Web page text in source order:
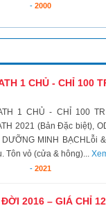
-2000
1 CHỦ - CHỈ 100
1 CHỦ - CHỈ 100
2021 (Bản Đặc biệt),
MINH BẠCH ​Lỗi
Tôn vỏ (cửa & hông)...
-2021
2016 – GIÁ CHỈ